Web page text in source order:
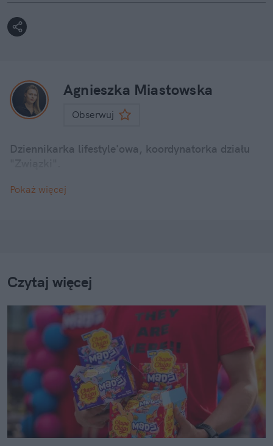
Agnieszka Miastowska
Obserwuj
Dziennikarka lifestyle'owa, koordynatorka działu
Pokaż więcej
Czytaj więcej